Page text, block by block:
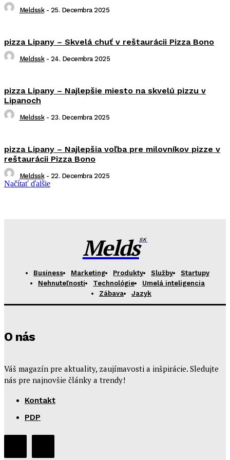
Meldssk - 25. Decembra 2025
pizza Lipany – Skvelá chuť v reštaurácii Pizza Bono
Meldssk - 24. Decembra 2025
pizza Lipany – Najlepšie miesto na skvelú pizzu v
Lipanoch
Meldssk - 23. Decembra 2025
pizza Lipany – Najlepšia voľba pre milovníkov pizze v
reštaurácii Pizza Bono
Meldssk - 22. Decembra 2025
Načítať ďalšie
MeldsSK
Business Marketing Produkty Služby
Startupy
Nehnuteľnosti
Technológie
Umelá inteligencia
Zábava
Jazyk
O nás
Váš magazín pre aktuality, zaujímavosti a inšpirácie. Sledujte
nás pre najnovšie články a trendy!
Kontakt
PDP